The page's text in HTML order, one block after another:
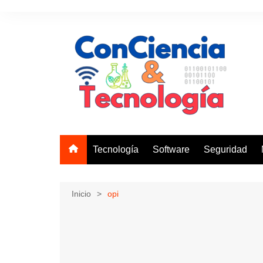
Tecnología Software Seguridad
Inicio opi